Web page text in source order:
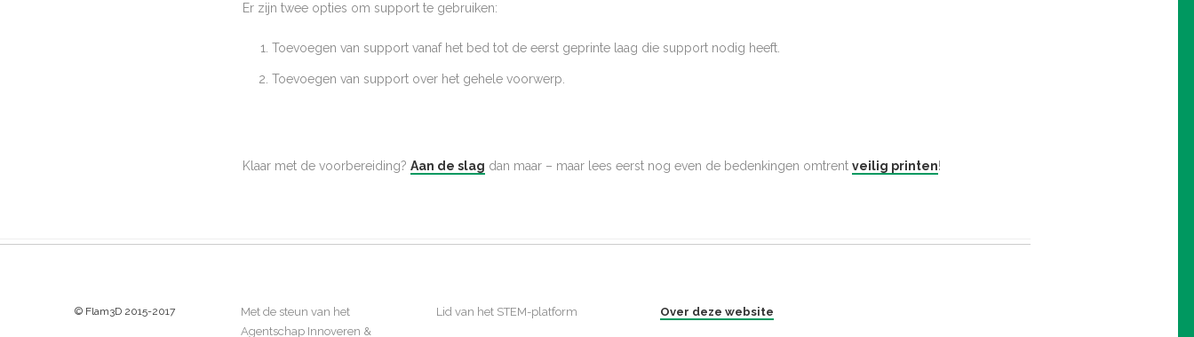
Er zijn twee opties om support te gebruiken:
Toevoegen van support vanaf het bed tot de eerst geprinte laag die support nodig heeft.
Toevoegen van support over het gehele voorwerp.
Klaar met de voorbereiding? Aan de slag dan maar – maar lees eerst nog even de bedenkingen omtrent veilig printen!
© Flam3D 2015-2017
Met de steun van het
Agentschap Innoveren &
Lid van het STEM-platform Over deze website